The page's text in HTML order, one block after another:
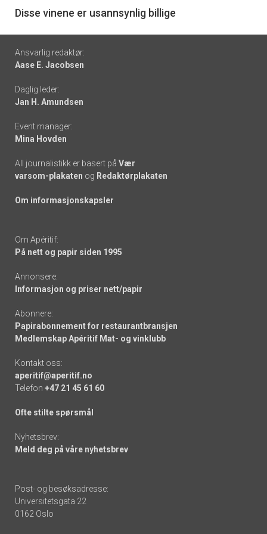
6
Disse vinene er usannsynlig billige
Footer
-
links
Ansvarlig redaktør:
Aase E. Jacobsen
Daglig leder:
Jan H. Amundsen
Event manager:
Mina Hovden
All journalistikk er basert på Vær
varsom-plakaten og Redaktørplakaten
Om informasjonskapsler
Om Apéritif:
På nett og papir siden 1995
Annonsere:
Informasjon og priser nett/papir
Abonnere:
Papirabonnement for restaurantbransjen
Medlemskap Apéritif Mat- og vinklubb
Kontakt oss:
aperitif@aperitif.no
Telefon +47 21 45 61 60
Ofte stilte spørsmål
Nyhetsbrev:
Meld deg på våre nyhetsbrev
Post- og besøksadresse:
Universitetsgata 22
0162 Oslo